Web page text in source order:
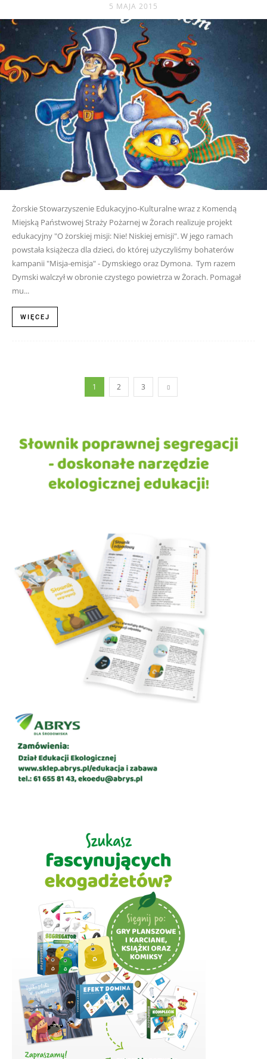
5 MAJA 2015
Żorskie Stowarzyszenie Edukacyjno-Kulturalne wraz z Komendą
Miejską Państwowej Straży Pożarnej w Żorach realizuje projekt
edukacyjny "O żorskiej misji: Nie! Niskiej emisji". W jego ramach
powstała książecza dla dzieci, do której użyczyliśmy bohaterów
kampanii "Misja-emisja" - Dymskiego oraz Dymona. Tym razem
Dymski walczył w obronie czystego powietrza w Żorach. Pomagał
mu...
WIĘCEJ
1 2 3